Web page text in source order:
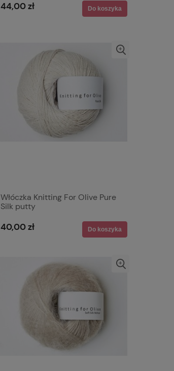
44,00 zł Do koszyka
Włóczka Knitting For Olive Pure
Silk putty
40,00 zł Do koszyka